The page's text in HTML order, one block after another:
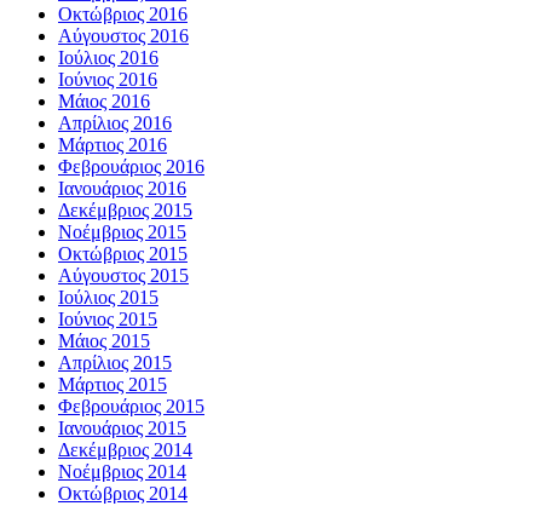
Οκτώβριος 2016
Αύγουστος 2016
Ιούλιος 2016
Ιούνιος 2016
Μάιος 2016
Απρίλιος 2016
Μάρτιος 2016
Φεβρουάριος 2016
Ιανουάριος 2016
Δεκέμβριος 2015
Νοέμβριος 2015
Οκτώβριος 2015
Αύγουστος 2015
Ιούλιος 2015
Ιούνιος 2015
Μάιος 2015
Απρίλιος 2015
Μάρτιος 2015
Φεβρουάριος 2015
Ιανουάριος 2015
Δεκέμβριος 2014
Νοέμβριος 2014
Οκτώβριος 2014